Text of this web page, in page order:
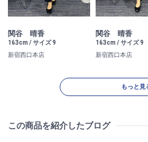
関谷 晴香
163cm / サイズ 9
新宿西口本店
関谷 晴香
163cm / サイズ 9
新宿西口本店
もっと見
この商品を紹介したブログ